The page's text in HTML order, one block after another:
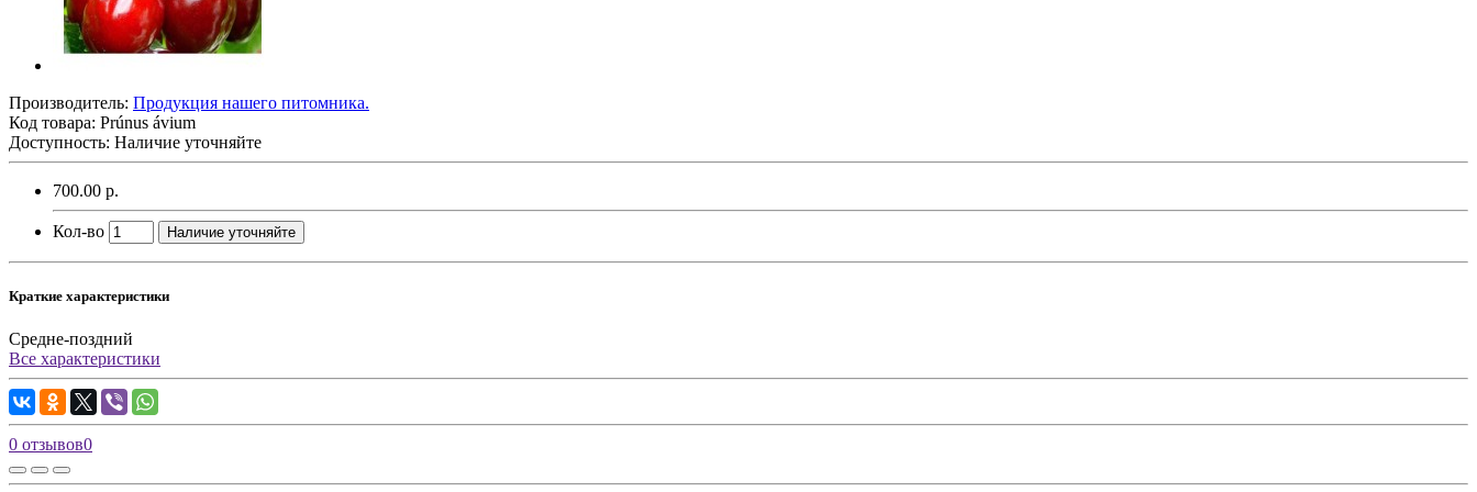
Производитель: Продукция нашего питомника.
Код товара: Prúnus ávium
Доступность: Наличие уточняйте
700.00 р.
Кол-во Наличие уточняйте
Краткие характеристики
Средне-поздний
Все характеристики
0 отзывов0